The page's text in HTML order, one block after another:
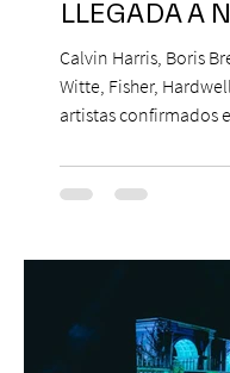
LLEGADA A
NUESTRO
Calvin Harris, Boris
Witte, Fisher,
artistas confirmados
Chile. 14 y 15 de noviembre de 2026, Club
Hípico de Santiago. Últimos Weekend
con venta a través
Creamfields Chile, el
electrónica más
revela oficialmente